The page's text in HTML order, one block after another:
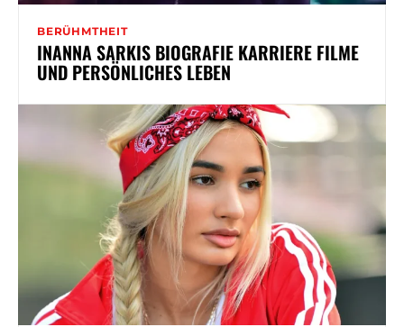
BERÜHMTHEIT
INANNA SARKIS BIOGRAFIE KARRIERE FILME
UND PERSÖNLICHES LEBEN